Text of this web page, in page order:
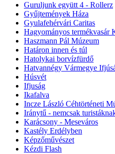
Guruljunk együtt 4 - Rollerz
Gyűjtemények Háza
Gyulafehérvári Caritas
Hagyományos termékvasár
Haszmann Pál Múzeum
Határon innen és túl
Hatolykai borvízfürdő
Hatvannégy Vármegye
Húsvét
Ifjuság
Ikafalva
Incze László Céhtörténeti
Iránytű - nemcsak
Karácsony - Meseváros
Kastély Erdélyben
Képzőművészet
Kézdi Flash